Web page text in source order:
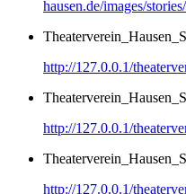
hausen.de/images/
http://127.0.0.1/
http://127.0.0.1/
http://127.0.0.1/